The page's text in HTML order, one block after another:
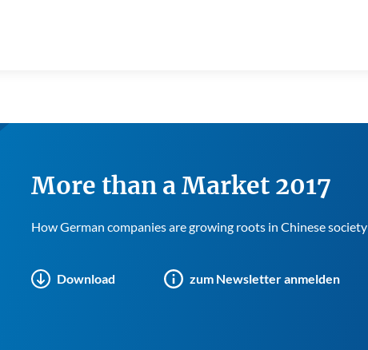
More than a Market 2017
How German companies are growing roots in Chinese society
Download zum Newsletter anmelden